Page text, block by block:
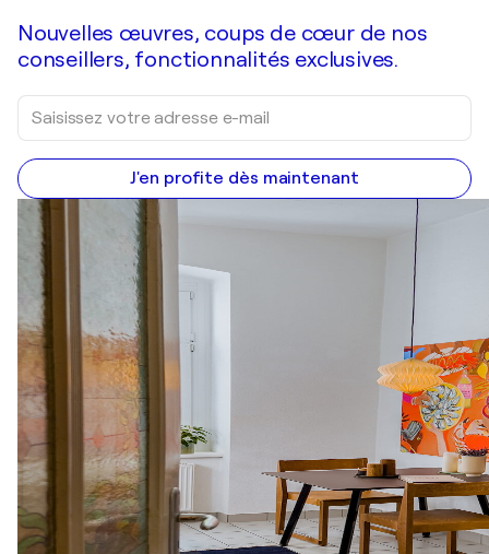
Nouvelles œuvres, coups de cœur de nos
conseillers, fonctionnalités exclusives.
J'en profite dès maintenant